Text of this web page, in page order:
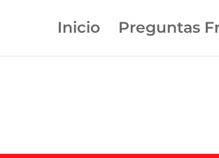
Inicio Preguntas